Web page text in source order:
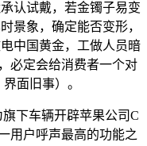
认试戴，若金镯子易变
景象，确定能否变形，
中国黄金，工做人员暗
必定会给消费者一个对
面旧事）。
下车辆开辟苹果公司C
用户呼声最高的功能之